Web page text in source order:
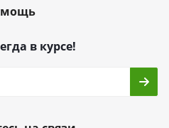
в курсе!